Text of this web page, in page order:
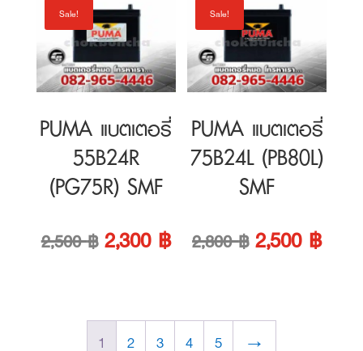
PUMA แบตเตอรี่
55B24R
(PG75R) SMF
2,500฿ Original
price
2,500 ฿.
2,300฿Current
price
2,300 ฿.
PUMA แบตเตอรี่
75B24L (PB80L)
SMF
2,800฿ Original
price
2,800 ฿.
2,500฿
price
1 2 3 4 5 →